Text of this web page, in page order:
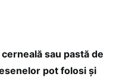
sau pastă de
pot folosi şi